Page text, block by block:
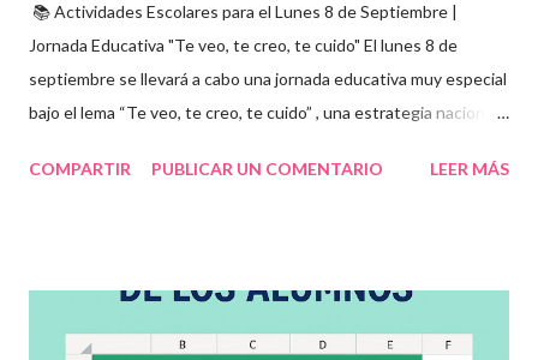
📚 Actividades Escolares para el Lunes 8 de Septiembre |
Jornada Educativa "Te veo, te creo, te cuido" El lunes 8 de
septiembre se llevará a cabo una jornada educativa muy especial
bajo el lema “Te veo, te creo, te cuido” , una estrategia nacional
infantil , y promover la convivencia escolar armónica . Desde el
actividades educativas que podrás aplicar fácilmente en tu
COMPARTIR PUBLICAR UN COMENTARIO LEER MÁS